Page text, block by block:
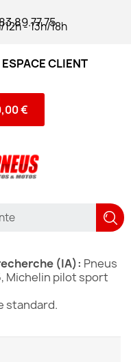
- 13h/18h
CLIENT
€
standard.
(IA): Pneus
Michelin pilot sport